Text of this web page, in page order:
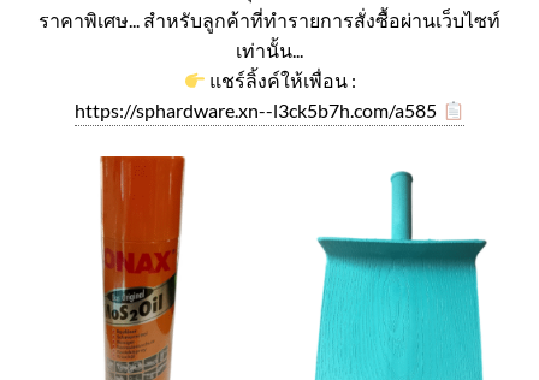
ราคาพิเศษ... สำหรับลูกค้าที่ทำรายการสั่งซื้อผ่านเว็บไซท์
เท่านั้น...
แชร์ลิ้งค์ให้เพื่อน :
https://sphardware.xn--l3ck5b7h.com/a585